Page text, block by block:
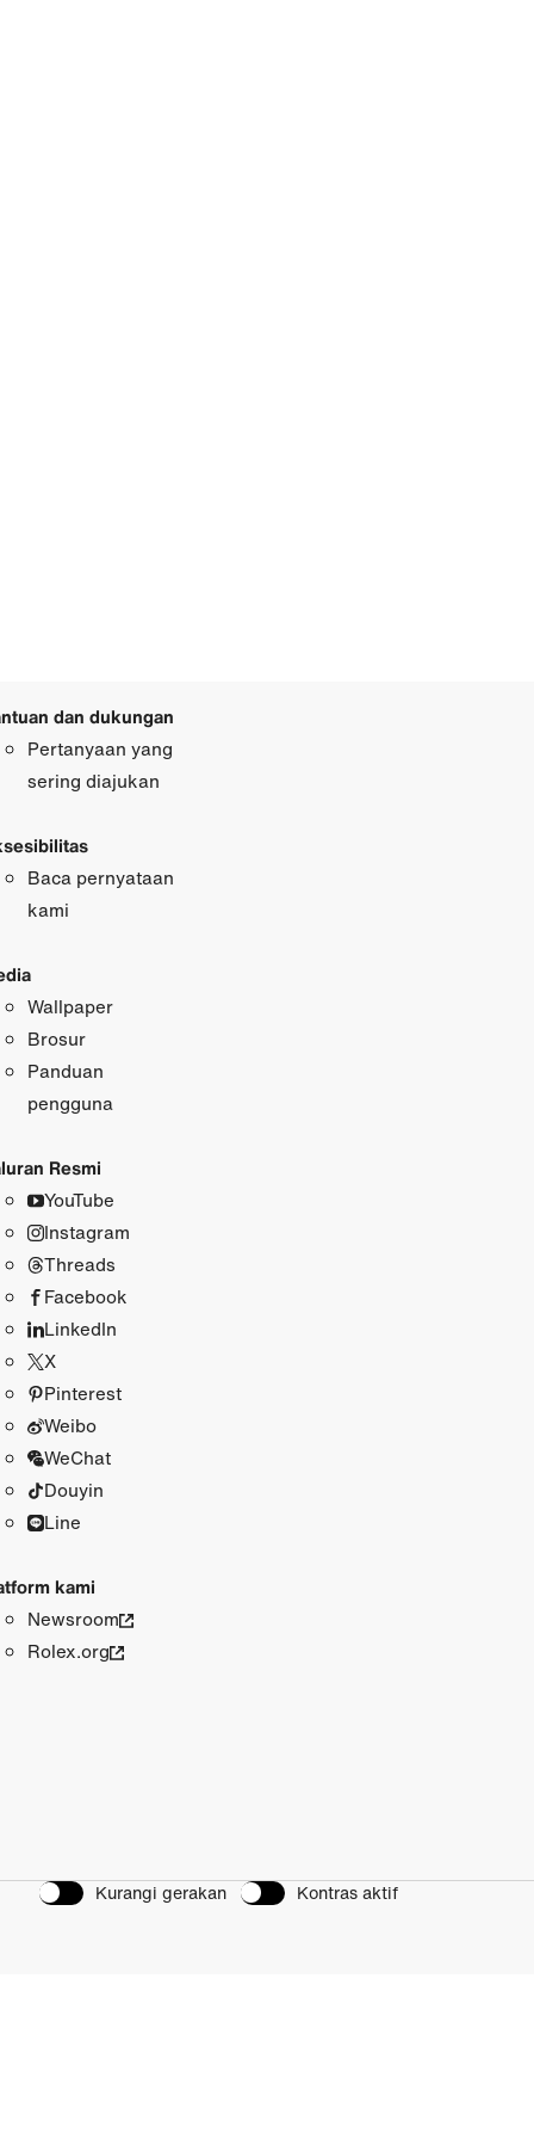
dan dukungan
Pertanyaan yang
sering diajukan
Baca pernyataan
kami
Wallpaper
Brosur
Panduan
pengguna
Resmi
YouTube
Instagram
Threads
Facebook
LinkedIn
X
Pinterest
Weibo
WeChat
Douyin
Line
kami
Newsroom
Rolex.org
Kurangi gerakan Kontras aktif